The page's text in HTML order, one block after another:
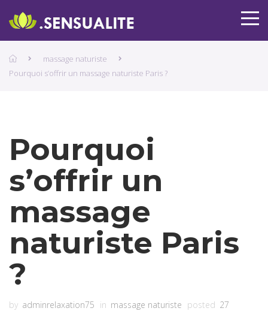
massage naturiste
Pourquoi s’offrir un massage naturiste Paris ?
Pourquoi
s’offrir un
massage
naturiste Paris
?
by adminrelaxation75 in massage naturiste posted 27